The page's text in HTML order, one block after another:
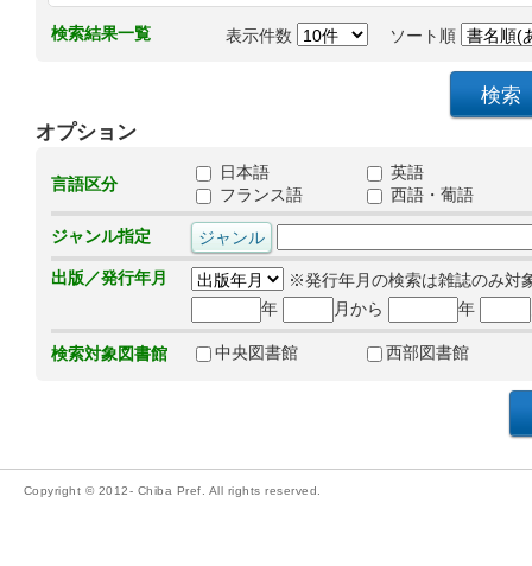
検索結果一覧 表示件数 ソート順
オプション
言語区分
日本語
英語
フランス語
西語・葡語
ジャンル指定
出版／発行年月
※発行年月の検索は雑誌のみ対
年
月から 年
検索対象図書館 中央図書館 西部図書館
Copyright © 2012- Chiba Pref. All rights reserved.